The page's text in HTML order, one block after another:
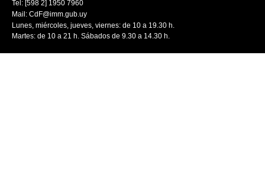
Tel: [598 2] 1950 7960
Mail: CdF@imm.gub.uy
Lunes, miércoles, jueves, viernes: de 10 a 19.30 h.
Martes: de 10 a 21 h. Sábados de 9.30 a 14.30 h.